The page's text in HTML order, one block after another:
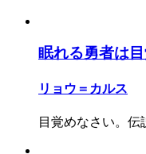
眠れる勇者は
リョウ＝カルス
目覚めなさい。伝